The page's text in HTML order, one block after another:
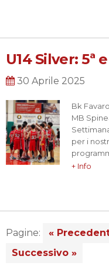
nel
U14 Silver: 5ª
30 Aprile 2025
Bk
MB
per i
alle
+ Info
Pagine: «
Successivo »